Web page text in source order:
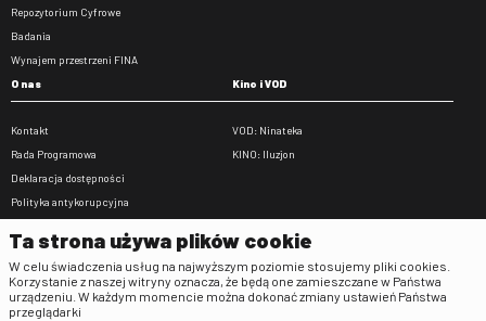
Repozytorium Cyfrowe
Badania
Wynajem przestrzeni FINA
O nas
Kontakt
Rada Programowa
Deklaracja dostępności
Polityka antykorupcyjna
Zamówienia publiczne
Praca w FINA
Kino i VOD
VOD: Ninateka
KINO: Iluzjon
Regulaminy
Ta strona używa plików cookie
W celu świadczenia usług na najwyższym poziomie stosujemy pliki cookies.
Korzystanie z naszej witryny oznacza, że będą one zamieszczane w Państwa
urządzeniu. W każdym momencie można dokonać zmiany ustawień Państwa
przeglądarki